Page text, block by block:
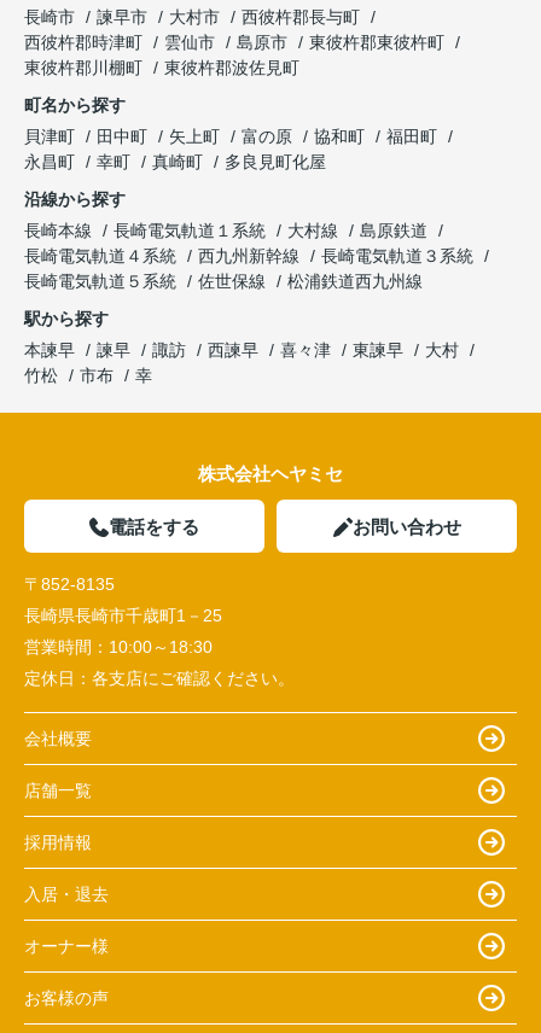
長崎市
諫早市 大村市
西彼杵郡長与町
西彼杵郡時津町
雲仙市 島原市
東彼杵郡東彼杵町
東彼杵郡川棚町
東彼杵郡波佐見町
町名から探す
貝津町
田中町 矢上町 富の原 協和町
福田町
永昌町
幸町 真崎町
多良見町化屋
沿線から探す
長崎本線
長崎電気軌道１系統 大村線
島原鉄道
長崎電気軌道４系統
西九州新幹線
長崎電気軌道３系統
長崎電気軌道５系統
佐世保線
松浦鉄道西九州線
駅から探す
本諫早
諫早 諏訪 西諫早 喜々津 東諫早
大村
竹松
市布 幸
株式会社ヘヤミセ
電話をする お問い合わせ
〒852-8135
長崎県長崎市千歳町1－25
営業時間： 10:00～18:30
定休日： 各支店にご確認ください。
会社概要
店舗一覧
採用情報
入居・退去
オーナー様
お客様の声